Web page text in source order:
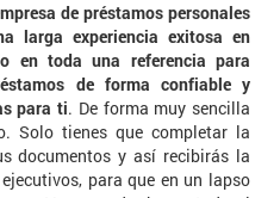
de préstamos personales
larga experiencia exitosa en
en toda una referencia para
de forma confiable y
para ti. De forma muy sencilla
Solo tienes que completar la
documentos y así recibirás la
para que en un lapso